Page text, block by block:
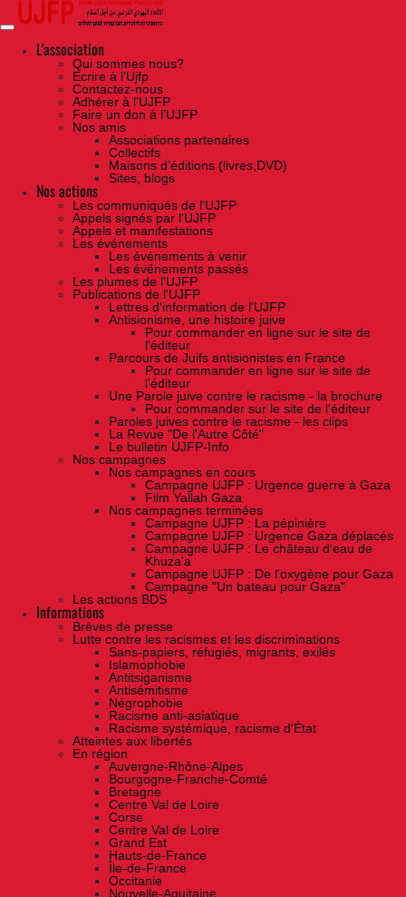
Skip
the
contentL'association
Qui sommes nous?
Ecrire à l’Ujfp
Contactez-nous
Adhérer à l’UJFP
Faire un don à l’UJFP
Nos amis
Associations partenaires
Collectifs
Maisons d’éditions (livres,DVD)
Sites, blogs
Nos actions
Les communiqués de l'UJFP
Appels signés par l'UJFP
Appels et manifestations
Les événements
Les événements à venir
Les événements passés
Les plumes de l'UJFP
Publications de l'UJFP
Lettres d'information de l'UJFP
Antisionisme, une histoire juive
Pour commander en ligne sur le site de
l'éditeur
Parcours de Juifs antisionistes en France
Pour commander en ligne sur le site de
l'éditeur
Une Parole juive contre le racisme - la brochure
Pour commander sur le site de l'éditeur
Paroles juives contre le racisme - les clips
La Revue "De l'Autre Côté"
Le bulletin UJFP-Info
Nos campagnes
Nos campagnes en cours
Campagne UJFP : Urgence guerre à Gaza
Film Yallah Gaza
Nos campagnes terminées
Campagne UJFP : La pépinière
Campagne UJFP : Urgence Gaza déplacés
Campagne UJFP : Le château d'eau de
Khuza'a
Campagne UJFP : De l'oxygène pour Gaza
Campagne "Un bateau pour Gaza"
Les actions BDS
Informations
Brèves de presse
Lutte contre les racismes et les discriminations
Sans-papiers, réfugiés, migrants, exilés
Islamophobie
Antitsiganisme
Antisémitisme
Négrophobie
Racisme anti-asiatique
Racisme systémique, racisme d'État
Atteintes aux libertés
En région
Auvergne-Rhône-Alpes
Bourgogne-Franche-Comté
Bretagne
Centre Val de Loire
Corse
Centre Val de Loire
Grand Est
Hauts-de-France
Île-de-France
Occitanie
Nouvelle-Aquitaine